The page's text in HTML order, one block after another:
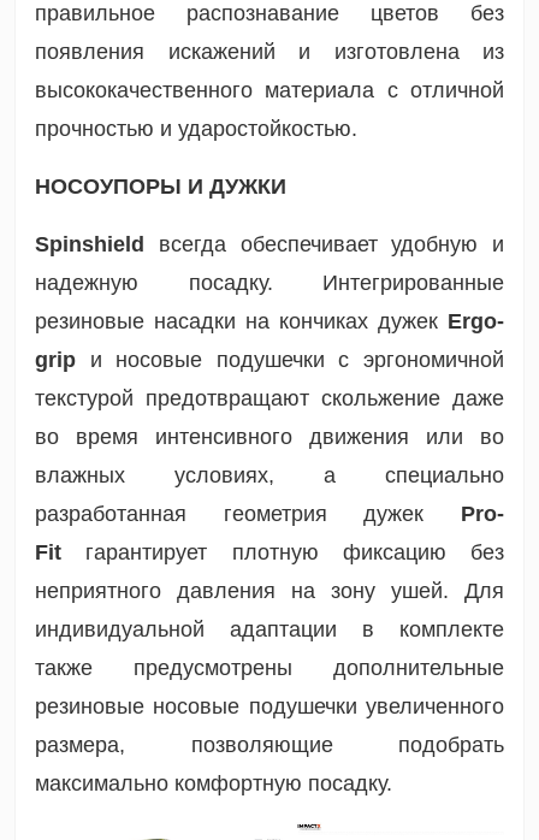
правильное распознавание цветов без
появления искажений и изготовлена из
высококачественного материала с отличной
прочностью и ударостойкостью.
НОСОУПОРЫ И ДУЖКИ
Spinshield
всегда обеспечивает удобную и
надежную посадку. Интегрированные
резиновые насадки на кончиках дужек Ergo-
grip
и носовые подушечки с эргономичной
текстурой предотвращают скольжение даже
во время интенсивного движения или во
влажных условиях, а специально
разработанная геометрия дужек
Pro-
Fit
гарантирует плотную фиксацию без
неприятного давления на зону ушей. Для
индивидуальной адаптации в комплекте
также предусмотрены дополнительные
резиновые носовые подушечки увеличенного
размера, позволяющие подобрать
максимально комфортную посадку.